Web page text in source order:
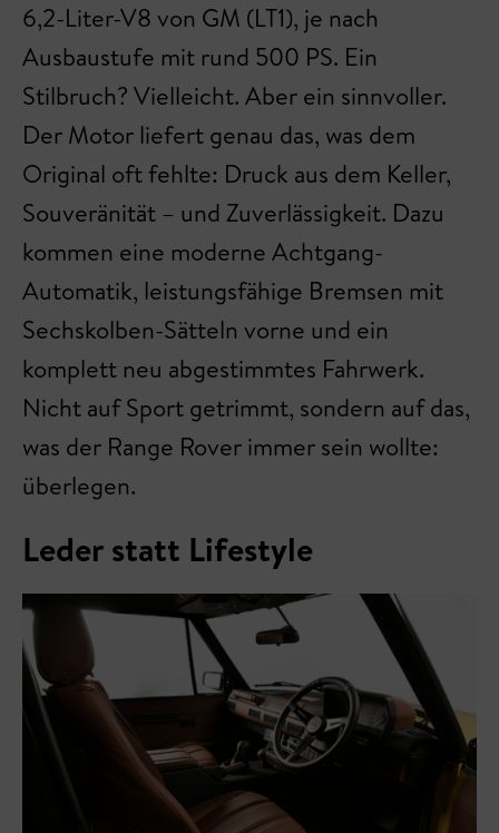
6,2-Liter-V8 von GM (LT1), je nach
Ausbaustufe mit rund 500 PS. Ein
Stilbruch? Vielleicht. Aber ein sinnvoller.
Der Motor liefert genau das, was dem
Original oft fehlte: Druck aus dem Keller,
Souveränität – und Zuverlässigkeit. Dazu
kommen eine moderne Achtgang-
Automatik, leistungsfähige Bremsen mit
Sechskolben-Sätteln vorne und ein
komplett neu abgestimmtes Fahrwerk.
Nicht auf Sport getrimmt, sondern auf das,
was der Range Rover immer sein wollte:
überlegen.
Leder statt Lifestyle